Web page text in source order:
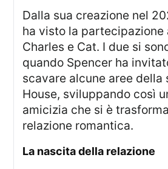
Dalla sua creazione nel 2023, il podcast
ha visto la partecipazione
Charles e Cat. I due si
quando Spencer ha
scavare alcune aree della
House, sviluppando così
amicizia che si è
relazione romantica.
la nascita della relazione